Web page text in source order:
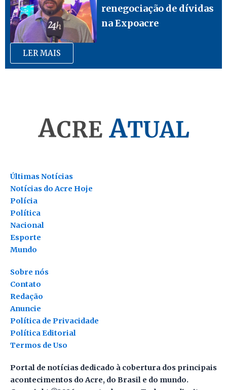
renegociação de dívidas
na Expoacre
LER MAIS
Últimas Notícias
Notícias do Acre Hoje
Polícia
Política
Nacional
Esporte
Mundo
Contato
Redação
Anuncie
Política de Privacidade
Política Editorial
Termos de Uso
Sobre nós
Portal de notícias dedicado à cobertura dos principais
acontecimentos do Acre, do Brasil e do mundo.